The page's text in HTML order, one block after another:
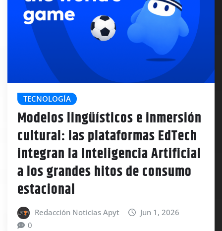
TECNOLOGÍA
Modelos lingüísticos e inmersión
cultural: las plataformas EdTech
integran la Inteligencia Artificial
a los grandes hitos de consumo
estacional
Redacción Noticias Apyt
Jun 1, 2026
0